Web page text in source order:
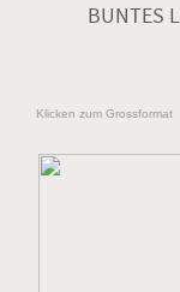
BUNTES
Klicken zum Grossformat